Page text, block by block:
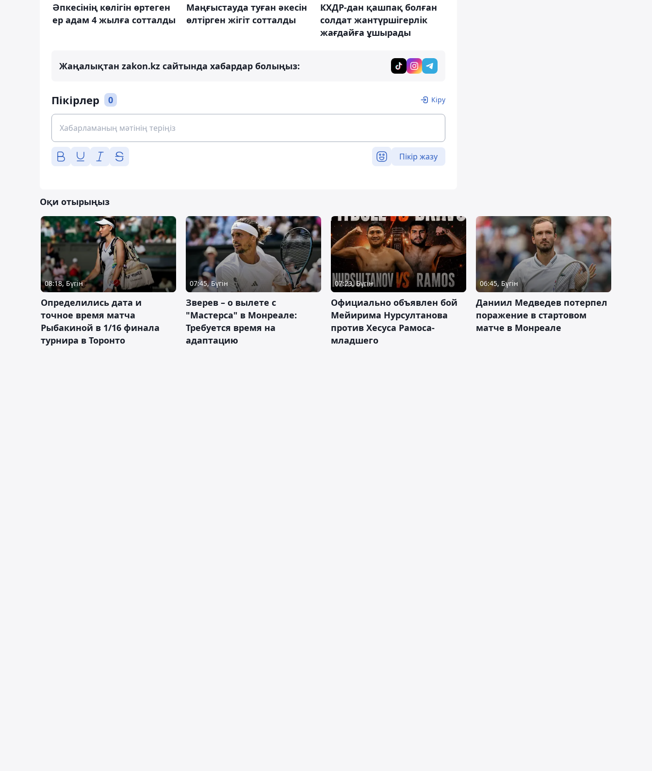
Әпкесінің көлігін өртеген
ер адам 4 жылға сотталды
Маңғыстауда туған әкесін
өлтірген жігіт сотталды
КХДР-дан қашпақ болған
солдат жантүршігерлік
жағдайға ұшырады
Жаңалықтан zakon.kz сайтында хабардар болыңыз:
Пікірлер 0 Кіру
Пікір жазу
Оқи отырыңыз
08:18, Бүгін
Определились дата и
точное время матча
Рыбакиной в 1/16 финала
турнира в Торонто
07:45, Бүгін
Зверев – о вылете с
"Мастерса" в Монреале:
Требуется время на
адаптацию
07:23, Бүгін
Официально объявлен бой
Мейирима Нурсултанова
против Хесуса Рамоса-
младшего
06:45, Бүгін
Даниил Медведев потерпел
поражение в стартовом
матче в Монреале